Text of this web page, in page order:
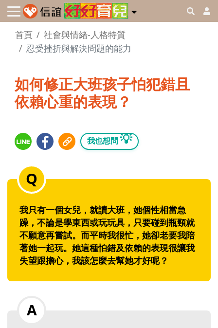
首頁
社會與情緒-人格特質
忍受挫折與解決問題的能力
如何修正大班孩子怕犯錯且
依賴心重的表現？
我也想問 💡
我只有一個女兒，就讀大班，她個性相當急
躁，不論是學東西或玩玩具，只要碰到瓶頸就
不願意再嘗試。而平時我很忙，她卻老要我陪
著她一起玩。她這種怕錯及依賴的表現很讓我
失望跟擔心，我該怎麼去幫她才好呢？